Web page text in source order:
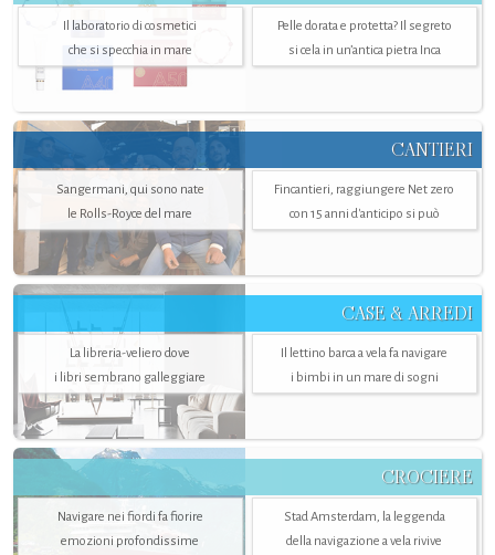
Il laboratorio di cosmetici
che si specchia in mare
Pelle dorata e protetta? Il segreto
si cela in un’antica pietra Inca
CANTIERI
Sangermani, qui sono nate
le Rolls-Royce del mare
Fincantieri, raggiungere Net zero
con 15 anni d'anticipo si può
CASE & ARREDI
La libreria-veliero dove
i libri sembrano galleggiare
Il lettino barca a vela fa navigare
i bimbi in un mare di sogni
CROCIERE
Navigare nei fiordi fa fiorire
emozioni profondissime
Stad Amsterdam, la leggenda
della navigazione a vela rivive